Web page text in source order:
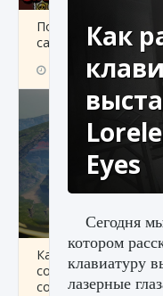
Подробное
самоцветов Brawl
10 августа 2024
Как исправить
сохранение мира
сохранение данных
Как
Eyes
Сегодня
котором
клавиатуру
лазерные